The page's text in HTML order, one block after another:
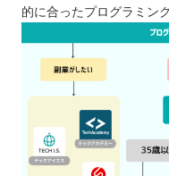
令和の時代にプロ
求人数に
40代以
のステップ
小学校で
時間や場
業務効率
的に合ったプログラミン